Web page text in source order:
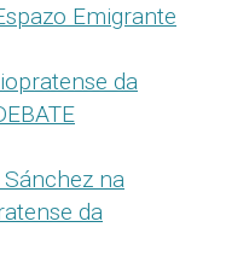
Emigrante
da
na
da